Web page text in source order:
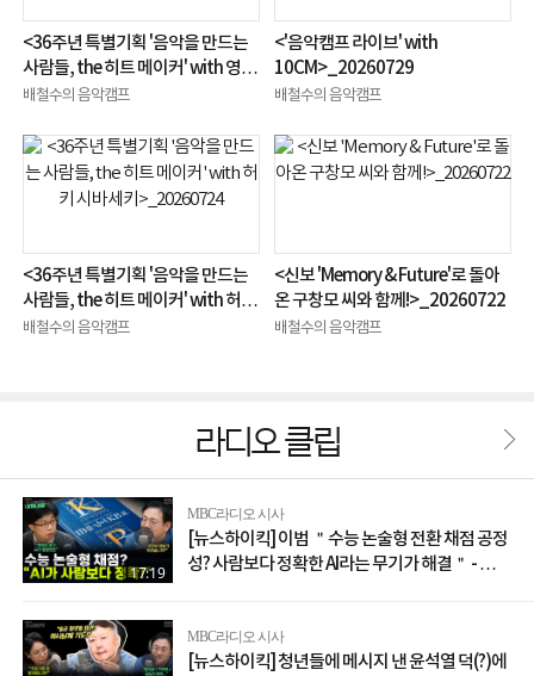
<36주년 특별기획 '음악을 만드는
사람들, the 히트 메이커' with 영인
킴>_20260731
배철수의 음악캠프
<'음악캠프 라이브' with
10CM>_20260729
배철수의 음악캠프
<36주년 특별기획 '음악을 만드는
사람들, the 히트 메이커' with 허키
시바세키>_20260724
배철수의 음악캠프
<신보 'Memory & Future'로 돌아
온 구창모 씨와 함께!>_20260722
배철수의 음악캠프
라디오 클립
17:19
MBC라디오 시사
[뉴스하이킥] 이범 ＂수능 논술형 전환 채점 공정
성? 사람보다 정확한 AI라는 무기가 해결＂ - 이
MBC라디오 시사
[뉴스하이킥] 청년들에 메시지 낸 윤석열 덕(?)에